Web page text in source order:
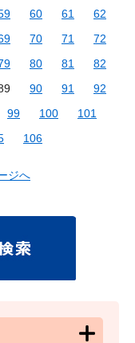
60 61
62
70 71
72
80 81
82
90 91
92
99 100
101
106
ジへ